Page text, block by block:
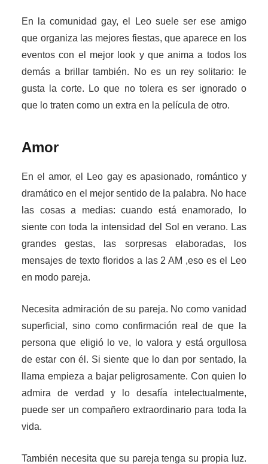
En la comunidad gay, el Leo suele ser ese amigo
que organiza las mejores fiestas, que aparece en los
eventos con el mejor look y que anima a todos los
demás a brillar también. No es un rey solitario: le
gusta la corte. Lo que no tolera es ser ignorado o
que lo traten como un extra en la película de otro.
Amor
En el amor, el Leo gay es apasionado, romántico y
dramático en el mejor sentido de la palabra. No hace
las cosas a medias: cuando está enamorado, lo
siente con toda la intensidad del Sol en verano. Las
grandes gestas, las sorpresas elaboradas, los
mensajes de texto floridos a las 2 AM ,eso es el Leo
en modo pareja.
Necesita admiración de su pareja. No como vanidad
superficial, sino como confirmación real de que la
persona que eligió lo ve, lo valora y está orgullosa
de estar con él. Si siente que lo dan por sentado, la
llama empieza a bajar peligrosamente. Con quien lo
admira de verdad y lo desafía intelectualmente,
puede ser un compañero extraordinario para toda la
vida.
También necesita que su pareja tenga su propia luz.